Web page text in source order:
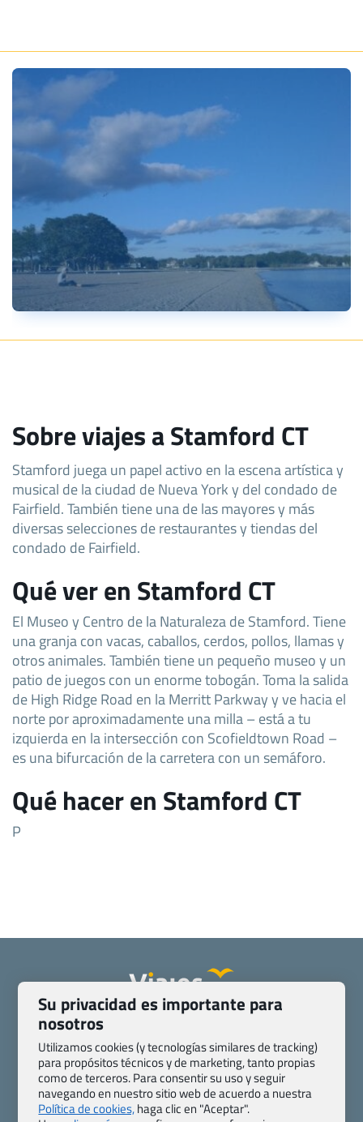
Sobre viajes a Stamford CT
Stamford juega un papel activo en la escena artística y
musical de la ciudad de Nueva York y del condado de
Fairfield. También tiene una de las mayores y más
diversas selecciones de restaurantes y tiendas del
condado de Fairfield.
Qué ver en Stamford CT
El Museo y Centro de la Naturaleza de Stamford. Tiene
una granja con vacas, caballos, cerdos, pollos, llamas y
otros animales. También tiene un pequeño museo y un
patio de juegos con un enorme tobogán. Toma la salida
de High Ridge Road en la Merritt Parkway y ve hacia el
norte por aproximadamente una milla – está a tu
izquierda en la intersección con Scofieldtown Road –
es una bifurcación de la carretera con un semáforo.
Qué hacer en Stamford CT
P
Pasaporte, Visado, Salud y otras disposiciones específicas
Blog de Viajes.com
Registro de agencias
Preguntas frecuentes
Condiciones generales
Política de privacidad y cookies
Transparencia
Su privacidad es importante para
nosotros
Utilizamos cookies (y tecnologías similares de tracking)
para propósitos técnicos y de marketing, tanto propias
como de terceros. Para consentir su uso y seguir
navegando en nuestro sitio web de acuerdo a nuestra
Política de cookies,haga clic en "Aceptar".